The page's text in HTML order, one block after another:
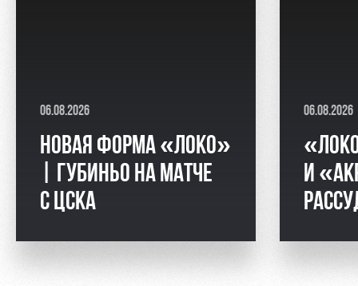
06.08.2026
НОВАЯ ФОРМА «ЛОКО»
| ГУБИНЬО НА МАТЧЕ
С ЦСКА
06.08.2026
И